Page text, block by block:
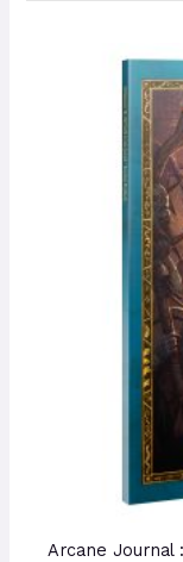
Arcane Journal
initial
était :
22,00 €.